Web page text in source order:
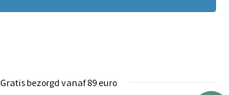
Gratis bezorgd vanaf 89 euro